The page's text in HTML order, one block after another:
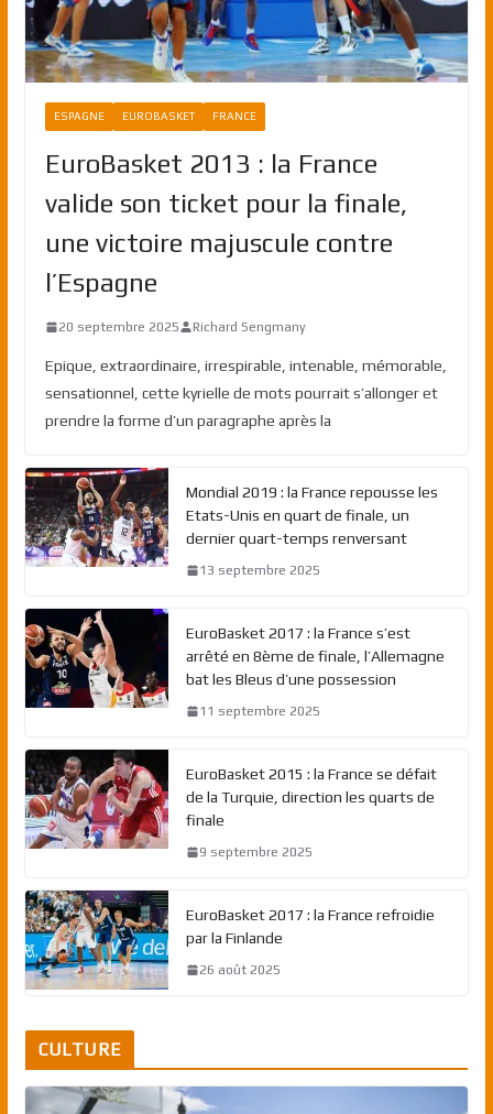
ESPAGNE EUROBASKET FRANCE
EuroBasket 2013 : la France
valide son ticket pour la finale,
une victoire majuscule contre
l’Espagne
20 septembre 2025 Richard Sengmany
Epique, extraordinaire, irrespirable, intenable, mémorable,
sensationnel, cette kyrielle de mots pourrait s’allonger et
prendre la forme d’un paragraphe après la
Mondial 2019 : la France repousse les
Etats-Unis en quart de finale, un
dernier quart-temps renversant
13 septembre 2025
EuroBasket 2017 : la France s’est
arrêté en 8ème de finale, l’Allemagne
bat les Bleus d’une possession
11 septembre 2025
EuroBasket 2015 : la France se défait
de la Turquie, direction les quarts de
finale
9 septembre 2025
EuroBasket 2017 : la France refroidie
par la Finlande
26 août 2025
CULTURE